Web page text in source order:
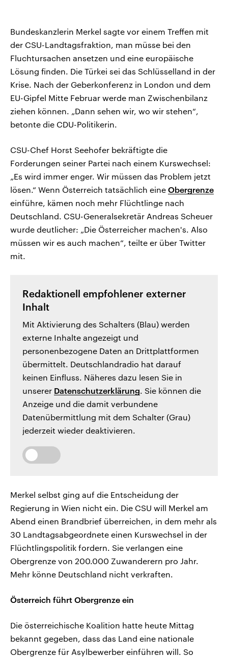
Bundeskanzlerin Merkel sagte vor einem Treffen mit
der CSU-Landtagsfraktion, man müsse bei den
Fluchtursachen ansetzen und eine europäische
Lösung finden. Die Türkei sei das Schlüsselland in der
Krise. Nach der Geberkonferenz in London und dem
EU-Gipfel Mitte Februar werde man Zwischenbilanz
ziehen können. „Dann sehen wir, wo wir stehen“,
betonte die CDU-Politikerin.
CSU-Chef Horst Seehofer bekräftigte die
Forderungen seiner Partei nach einem Kurswechsel:
„Es wird immer enger. Wir müssen das Problem jetzt
lösen.“ Wenn Österreich tatsächlich eine Obergrenze
einführe, kämen noch mehr Flüchtlinge nach
Deutschland. CSU-Generalsekretär Andreas Scheuer
wurde deutlicher: „Die Österreicher machen's. Also
müssen wir es auch machen“, teilte er über Twitter
mit.
Redaktionell empfohlener externer
Inhalt
Mit Aktivierung des Schalters (Blau) werden
externe Inhalte angezeigt und
personenbezogene Daten an Drittplattformen
übermittelt. Deutschlandradio hat darauf
keinen Einfluss. Näheres dazu lesen Sie in
unserer Datenschutzerklärung. Sie können die
Anzeige und die damit verbundene
Datenübermittlung mit dem Schalter (Grau)
jederzeit wieder deaktivieren.
Merkel selbst ging auf die Entscheidung der
Regierung in Wien nicht ein. Die CSU will Merkel am
Abend einen Brandbrief überreichen, in dem mehr als
30 Landtagsabgeordnete einen Kurswechsel in der
Flüchtlingspolitik fordern. Sie verlangen eine
Obergrenze von 200.000 Zuwanderern pro Jahr.
Mehr könne Deutschland nicht verkraften.
Österreich führt Obergrenze ein
Die österreichische Koalition hatte heute Mittag
bekannt gegeben, dass das Land eine nationale
Obergrenze für Asylbewerber einführen will. So